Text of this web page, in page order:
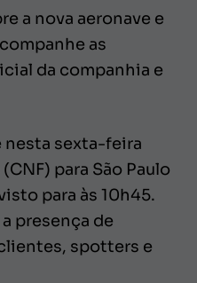
a nova aeronave e
as
da companhia e
nesta sexta-feira
para São Paulo
para às 10h45.
presença de
spotters e